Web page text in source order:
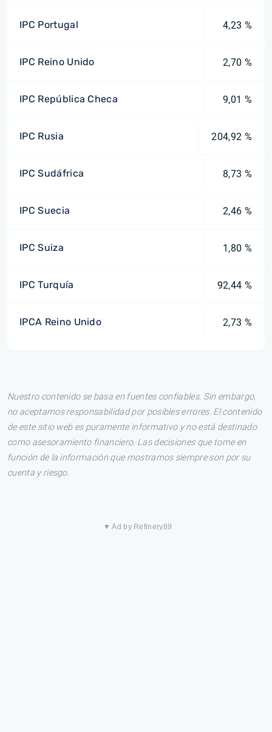
IPC Portugal 4,23 %
IPC Reino Unido 2,70 %
IPC República Checa 9,01 %
IPC Rusia 204,92 %
IPC Sudáfrica 8,73 %
IPC Suecia 2,46 %
IPC Suiza 1,80 %
IPC Turquía 92,44 %
IPCA Reino Unido 2,73 %
Nuestro contenido se basa en fuentes confiables. Sin embargo,
no aceptamos responsabilidad por posibles errores. El contenido
de este sitio web es puramente informativo y no está destinado
como asesoramiento financiero. Las decisiones que tome en
función de la información que mostramos siempre son por su
cuenta y riesgo.
▼ Ad by Refinery89